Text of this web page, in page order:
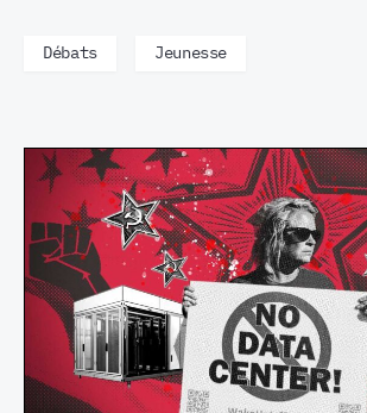
Débats Jeunesse